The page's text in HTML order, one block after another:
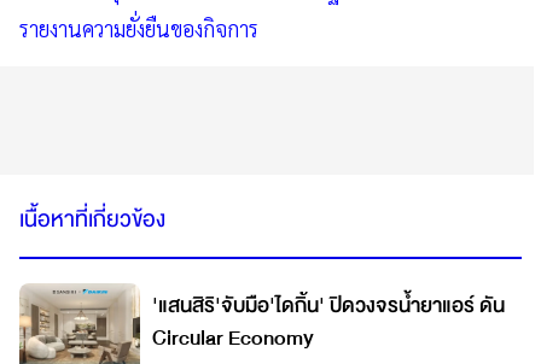
รายงานความยั่งยืนของกิจการ
เนื้อหาที่เกี่ยวข้อง
'แสนสิริ'จับมือ'ไดกิ้น' ปิดวงจรน้ำยาแอร์ ดัน
Circular Economy